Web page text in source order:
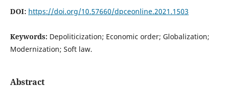
DOI: https://doi.org/10.57660/dpceonline.2021.1503
Keywords: Depoliticization; Economic order; Globalization;
Modernization; Soft law.
Abstract